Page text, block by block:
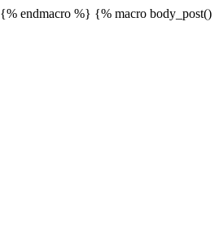
{% endmacro %} {% macro body_post()